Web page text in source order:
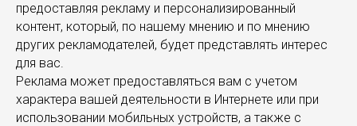
предоставляя рекламу и персонализированный
контент, который, по нашему мнению и по мнению
других рекламодателей, будет представлять интерес
для вас.
Реклама может предоставляться вам с учетом
характера вашей деятельности в Интернете или при
использовании мобильных устройств, а также с